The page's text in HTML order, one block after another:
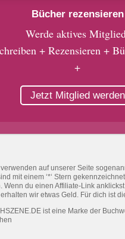
Bücher rezensieren
Werde aktives
+ Rezensieren +
+
Jetzt Mitglied werden
auf unserer Seite
mit einem ‘*‘ Stern
Wenn du einen Affiliate-Link
wir etwas Geld. Für dich ist
ist eine Marke der